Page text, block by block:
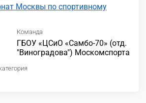
Москвы по спортивному
Команда
ГБОУ «ЦСиО «Самбо-70» (отд.
"Виноградова") Москомспорта